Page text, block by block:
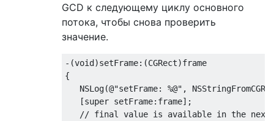
GCD к следующему циклу основного
потока, чтобы снова проверить
значение.
-(void)setFrame:(CGRect)frame
{
NSLog(@"setFrame: %@" ,
   [
super setFrame:frame];
// final value is available in the next